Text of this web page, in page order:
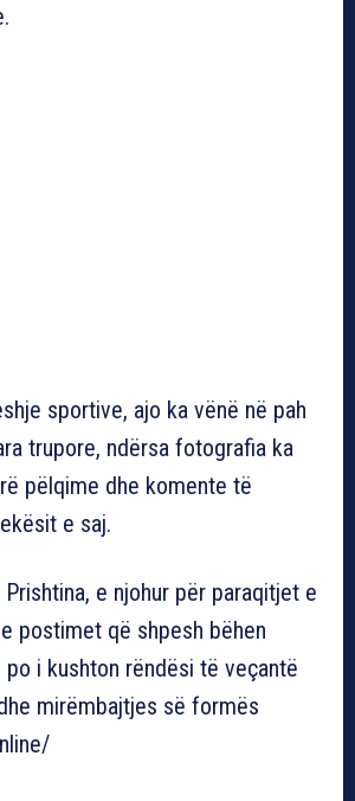
sportive, ajo ka vënë në pah
trupore, ndërsa fotografia ka
pëlqime dhe komente të
e saj.
Prishtina, e njohur për paraqitjet e
postimet që shpesh bëhen
i kushton rëndësi të veçantë
mirëmbajtjes së formës